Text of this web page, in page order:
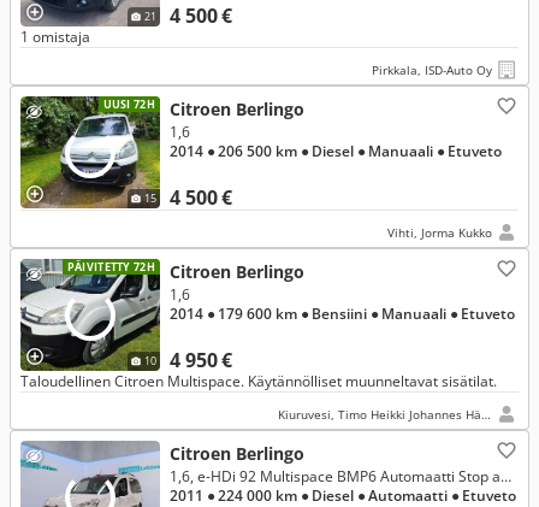
21 4 500 €
1 omistaja
Pirkkala, ISD-Auto Oy
UUSI 72H
15
Citroen Berlingo
4 500 €
1,6
2014 ● 206 500 km ● Diesel ● Manuaali ● Etuveto
Vihti, Jorma Kukko
PÄIVITETTY 72H
10
Citroen Berlingo
4 950 €
1,6
2014 ● 179 600 km ● Bensiini ● Manuaali ● Etuveto
Taloudellinen Citroen Multispace. Käytännölliset muunneltavat sisätilat.
Kiuruvesi, Timo Heikki Johannes Härkönen
Citroen Berlingo
1,6, e-HDi 92 Multispace BMP6 Automaatti Stop and Start * KORKO 1,99% * VETOKOUKKU * SUOMI-AUTO * SIISTI *
2011 ● 224 000 km ● Diesel ● Automaatti ● Etuveto